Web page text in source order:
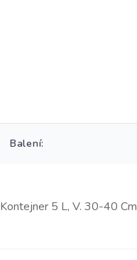
Balení:
Kontejner 5 L, V. 30-40 Cm